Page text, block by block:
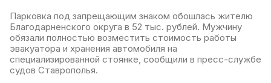
Парковка под запрещающим знаком обошлась жителю
Благодарненского округа в 52 тыс. рублей. Мужчину
обязали полностью возместить стоимость работы
эвакуатора и хранения автомобиля на
специализированной стоянке, сообщили в пресс-службе
судов Ставрополья.